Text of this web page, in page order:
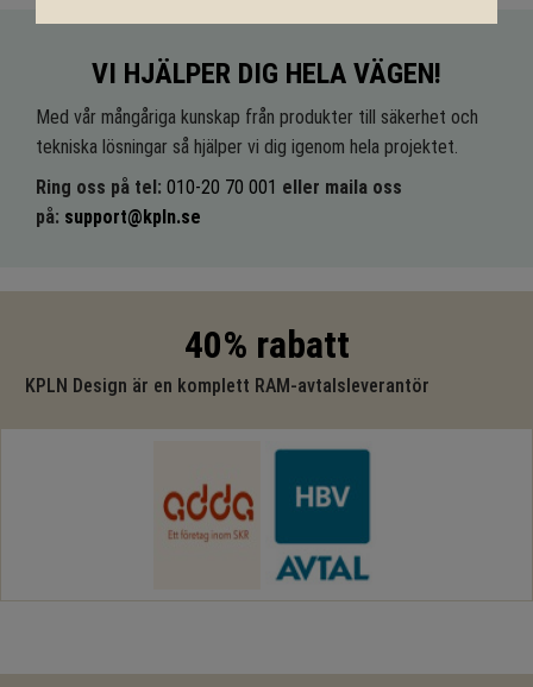
VI HJÄLPER DIG HELA VÄGEN!
Med vår mångåriga kunskap från produkter till säkerhet och
tekniska lösningar så hjälper vi dig igenom hela projektet.
Ring oss på tel: 010-20 70 001 eller maila oss
på: support@kpln.se
40% rabatt
KPLN Design är en komplett RAM-avtalsleverantör